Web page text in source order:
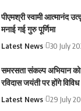
पीएमश्री स्वामी आत्मानंद
मनाई गई गुरु पूर्णिमा
Latest News 30 July
समरसता संकल्प अभियान को
रविदास जयंती पर होंगे
Latest News 29 July